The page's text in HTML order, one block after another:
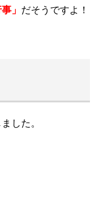
」 だそうですよ！
した。